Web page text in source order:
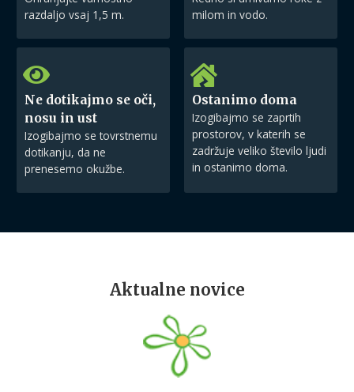
razdaljo vsaj 1,5 m.
milom in vodo.
Ne dotikajmo se oči,
nosu in ust
Izogibajmo se tovrstnemu
dotikanju, da ne
prenesemo okužbe.
Ostanimo doma
Izogibajmo se zaprtih
prostorov, v katerih se
zadržuje veliko število ljudi
in ostanimo doma.
Aktualne novice